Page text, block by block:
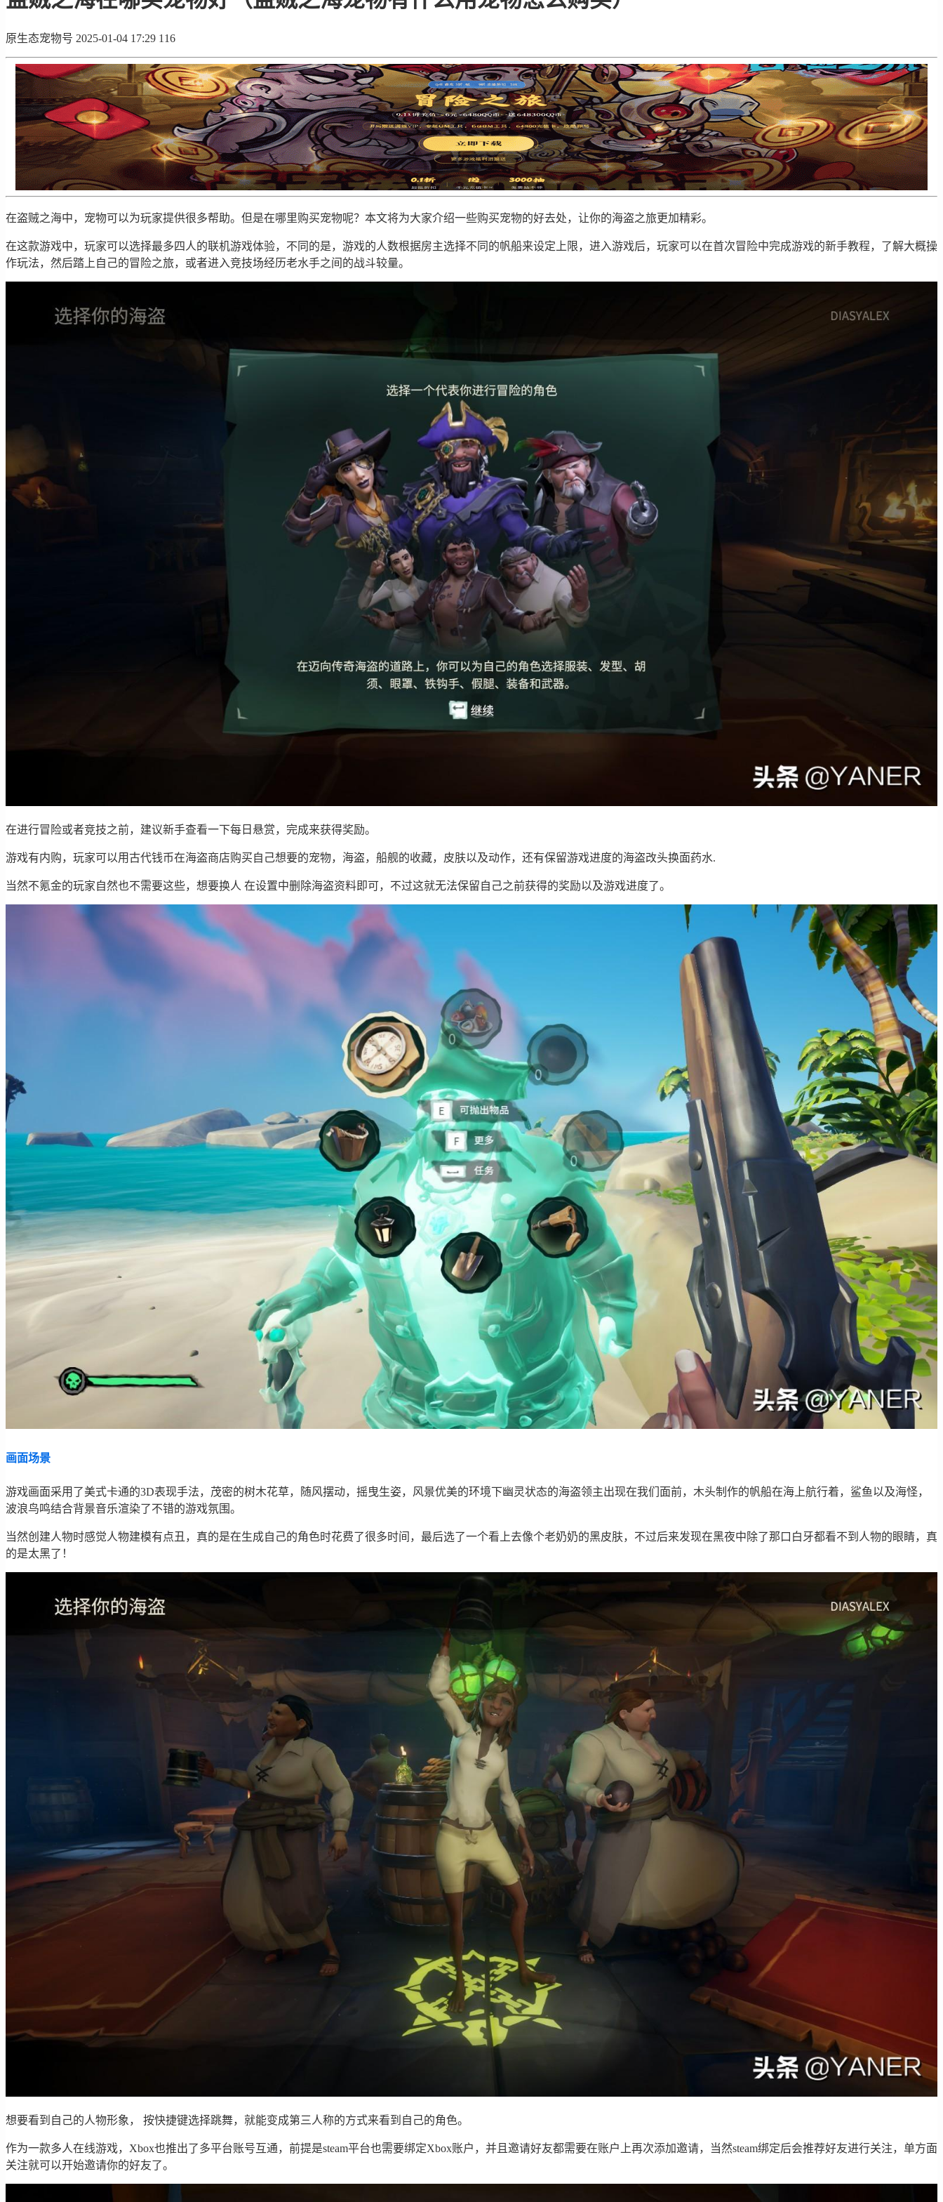
原生态宠物号 2025-01-04 17:29 116
在盗贼之海中，宠物可以为玩家提供很多帮助。但是在哪里购买宠物呢？本文将为大家介绍一些购买宠物的好去处，让你的海盗之旅更加精彩。
在这款游戏中，玩家可以选择最多四人的联机游戏体验，不同的是，游戏的人数根据房主选择不同的帆船来设定上限，进入游戏后，玩家可以在首次冒险中完成游戏的新手教程，了解大概操
作玩法，然后踏上自己的冒险之旅，或者进入竞技场经历老水手之间的战斗较量。
在进行冒险或者竞技之前，建议新手查看一下每日悬赏，完成来获得奖励。
游戏有内购，玩家可以用古代钱币在海盗商店购买自己想要的宠物，海盗，船舰的收藏，皮肤以及动作，还有保留游戏进度的海盗改头换面药水.
当然不氪金的玩家自然也不需要这些，想要换人 在设置中删除海盗资料即可，不过这就无法保留自己之前获得的奖励以及游戏进度了。
画面场景
游戏画面采用了美式卡通的3D表现手法，茂密的树木花草，随风摆动，摇曳生姿，风景优美的环境下幽灵状态的海盗领主出现在我们面前，木头制作的帆船在海上航行着，鲨鱼以及海怪，
波浪鸟鸣结合背景音乐渲染了不错的游戏氛围。
当然创建人物时感觉人物建模有点丑，真的是在生成自己的角色时花费了很多时间，最后选了一个看上去像个老奶奶的黑皮肤，不过后来发现在黑夜中除了那口白牙都看不到人物的眼睛，真
的是太黑了！
想要看到自己的人物形象， 按快捷键选择跳舞，就能变成第三人称的方式来看到自己的角色。
作为一款多人在线游戏，Xbox也推出了多平台账号互通，前提是steam平台也需要绑定Xbox账户，并且邀请好友都需要在账户上再次添加邀请，当然steam绑定后会推荐好友进行关注，单方面
关注就可以开始邀请你的好友了。